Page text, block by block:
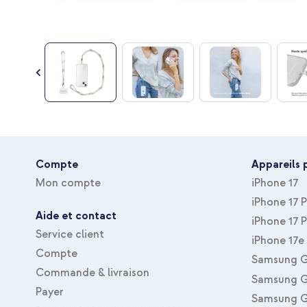
de
la
Galerie
Compte
Mon compte
Aide et contact
Service client
Compte
Commande & livraison
Payer
Appareils
iPhone 17
iPhone 17
iPhone 17
iPhone 17e
Samsung
Samsung
Samsung